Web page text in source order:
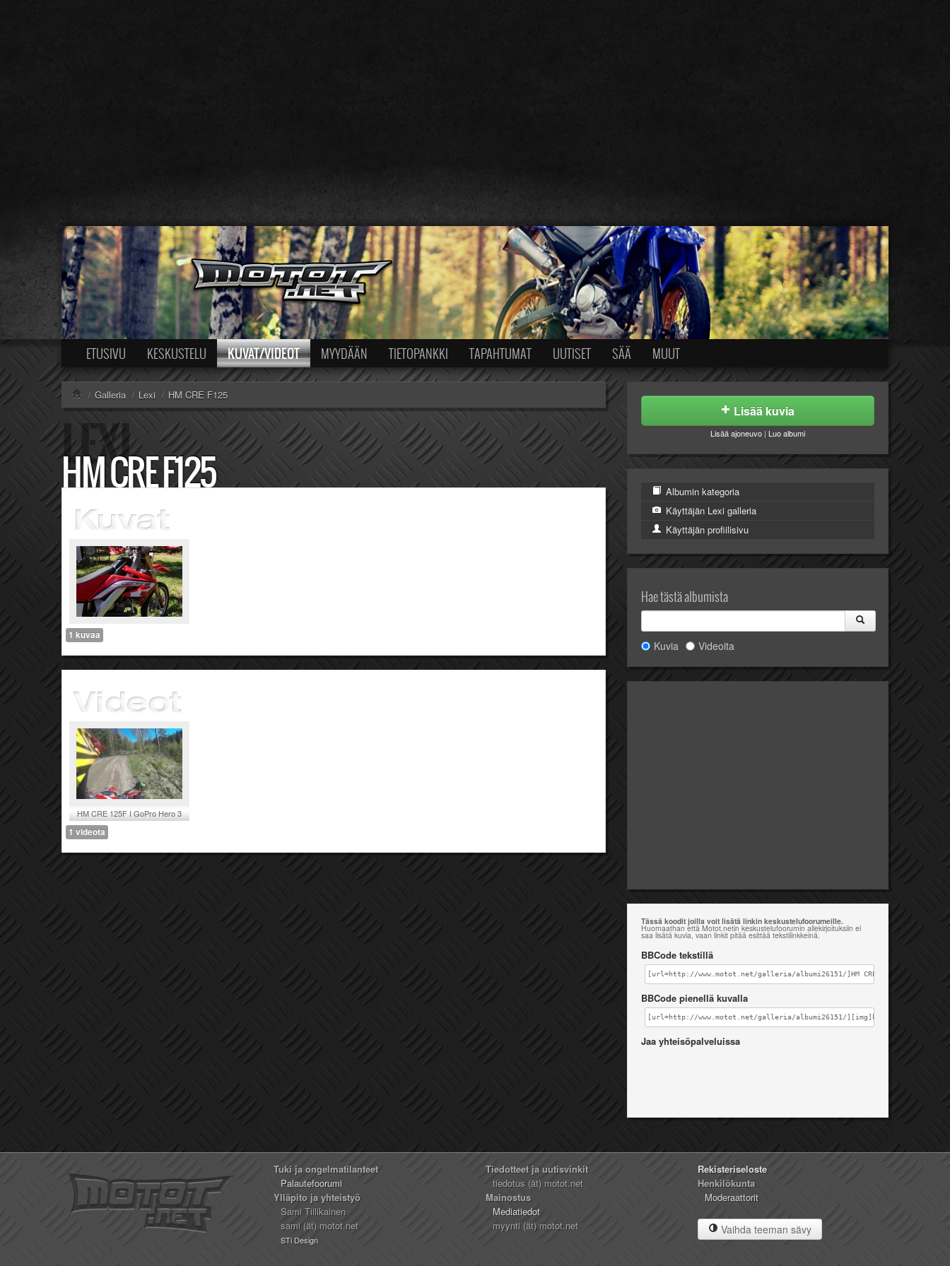
ETUSIVU KESKUSTELU KUVAT/VIDEOT MYYDÄÄN TIETOPANKKI TAPAHTUMAT UUTISET SÄÄ MUUT
/ Galleria / Lexi / HM CRE F125
HM CRE F125
1 kuvaa
HM CRE 125F I GoPro Hero 3
Black Edition
1 videota
Lisää kuvia
Lisää ajoneuvo | Luo albumi
Albumin kategoria
Käyttäjän Lexi galleria
Käyttäjän profiilisivu
Hae tästä albumista
Kuvia Videoita
Tässä koodit joilla voit lisätä linkin keskustelufoorumeille.
Huomaathan että Motot.netin keskustelufoorumin allekirjoituksiin ei
saa lisätä kuvia, vaan linkit pitää esittää tekstilinkkeinä.
BBCode tekstillä
[url=http://www.motot.net/galleria/albumi26151/]HM CRE F125[/url]
BBCode pienellä kuvalla
[url=http://www.motot.net/galleria/albumi26151/][img]http://
Jaa yhteisöpalveluissa
Tuki ja ongelmatilanteet
Palautefoorumi
Ylläpito ja yhteistyö
Sami Tiilikainen
sami (ät) motot.net
STi Design
Tiedotteet ja uutisvinkit
tiedotus (ät) motot.net
Mainostus
Mediatiedot
myynti (ät) motot.net
Rekisteriseloste
Henkilökunta
Moderaattorit
Vaihda teeman sävy